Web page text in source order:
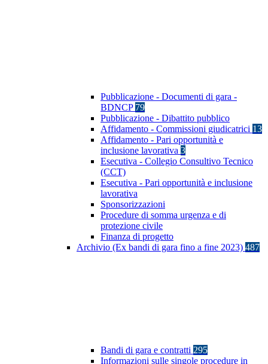
Pubblicazione - Documenti di gara -
BDNCP 79
Pubblicazione - Dibattito pubblico
Affidamento - Commissioni giudicatrici 13
Affidamento - Pari opportunità e
inclusione lavorativa 3
Esecutiva - Collegio Consultivo Tecnico
(CCT)
Esecutiva - Pari opportunità e inclusione
lavorativa
Sponsorizzazioni
Procedure di somma urgenza e di
protezione civile
Finanza di progetto
Archivio (Ex bandi di gara fino a fine 2023) 487
Bandi di gara e contratti 295
Informazioni sulle singole procedure in